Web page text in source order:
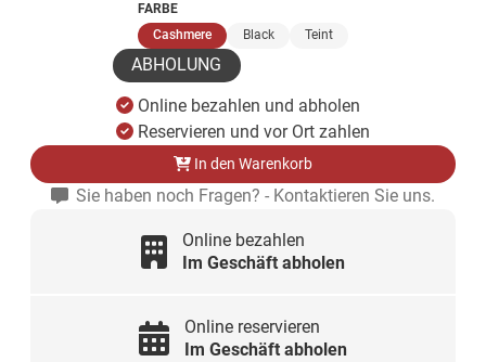
FARBE
Cashmere(ausgewählt)
Black Teint
ABHOLUNG
Online bezahlen und abholen
Reservieren und vor Ort zahlen
In den Warenkorb
Sie haben noch Fragen? - Kontaktieren Sie uns.
Online bezahlen
Im Geschäft abholen
Online reservieren
Im Geschäft abholen